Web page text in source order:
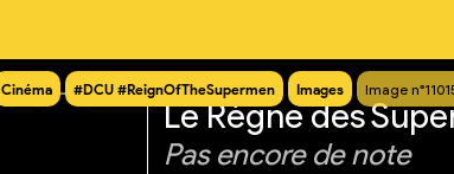
Cinéma #DCU #ReignOfTheSupermen Images Image
Le Règne des
Pas encore de note